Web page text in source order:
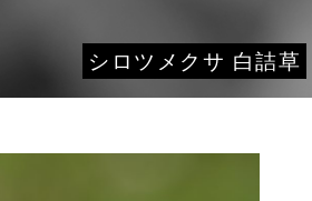
シロツメクサ 白詰草